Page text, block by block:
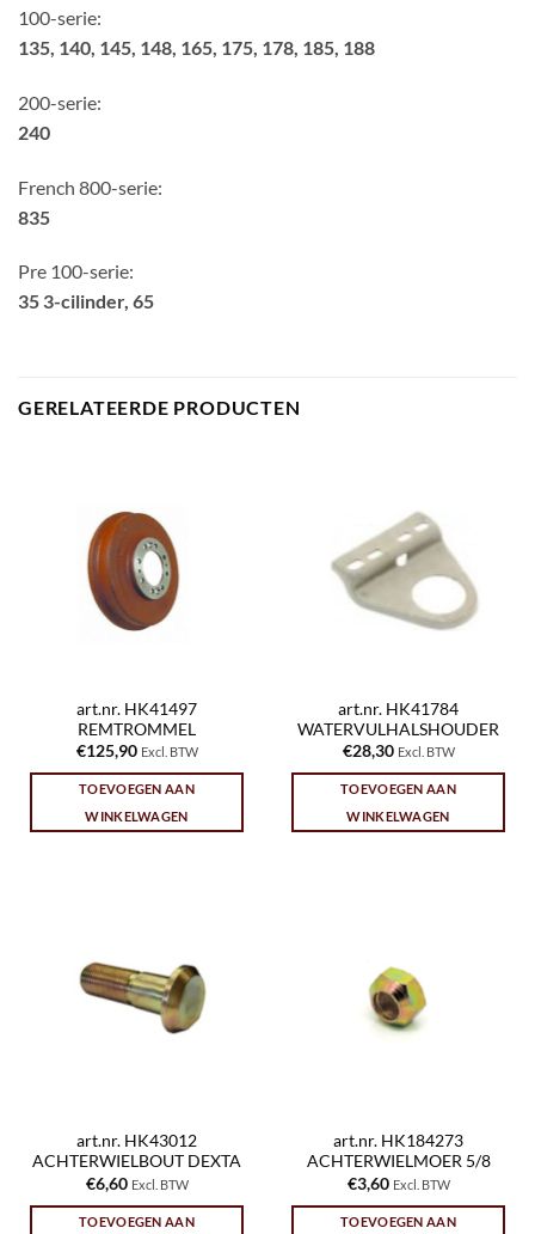
100-serie:
135, 140, 145, 148, 165, 175, 178, 185, 188
200-serie:
240
French 800-serie:
835
Pre 100-serie:
35 3-cilinder, 65
GERELATEERDE PRODUCTEN
art.nr. HK41497
REMTROMMEL
€125,90 Excl. BTW
TOEVOEGEN AAN
WINKELWAGEN
art.nr. HK41784
WATERVULHALSHOUDER
€28,30 Excl. BTW
TOEVOEGEN AAN
WINKELWAGEN
art.nr. HK43012
ACHTERWIELBOUT DEXTA
€6,60 Excl. BTW
TOEVOEGEN AAN
art.nr. HK184273
ACHTERWIELMOER 5/8
€3,60 Excl. BTW
TOEVOEGEN AAN